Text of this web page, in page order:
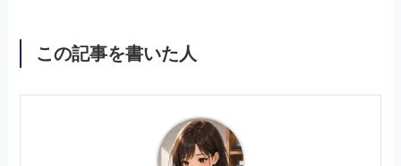
この記事を書いた人